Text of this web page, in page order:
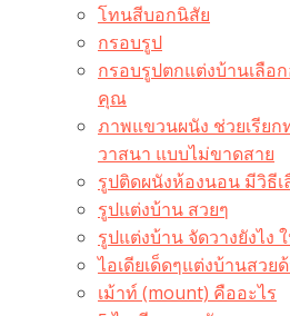
โทนสีบอกนิสัย
กรอบรูป
กรอบรูปตกแต่งบ้านเลือ
คุณ
ภาพแขวนผนัง ช่วยเรีย
วาสนา แบบไม่ขาดสาย
รูปติดผนังห้องนอน มีวิธี
รูปแต่งบ้าน สวยๆ
รูปแต่งบ้าน จัดวางยังไ
ไอเดียเด็ดๆแต่งบ้านสวย
เม้าท์ (mount) คืออะไร​